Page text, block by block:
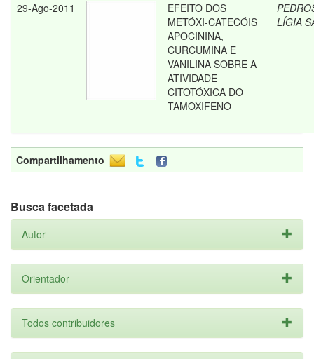
29-Ago-2011
EFEITO DOS
METÓXI-CATECÓIS
APOCININA,
CURCUMINA E
VANILINA SOBRE A
ATIVIDADE
CITOTÓXICA DO
TAMOXIFENO
LÍGIA
Compartilhamento
Busca facetada
Autor
Orientador
Todos contribuidores